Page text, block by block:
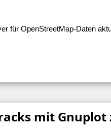
für OpenStreetMap-Daten
mit Gnuplot